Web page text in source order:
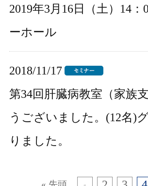
2019年3月16日（土）14
ーホール
2018/11/17
第34回肝臓病教室（家族
うございました。(12名)
りました。
«